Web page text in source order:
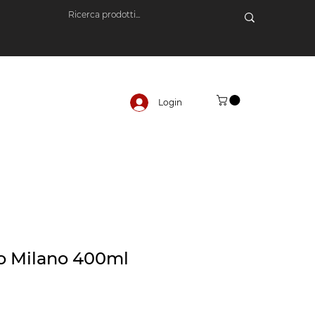
Login
Milano 400ml